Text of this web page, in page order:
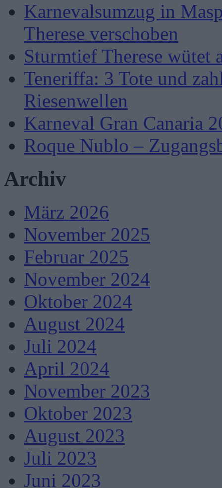
Karnevalsumzug in
Therese verschoben
Sturmtief Therese wütet
Teneriffa: 3 Tote und
Riesenwellen
Karneval Gran Canaria
Roque Nublo –
Archiv
März 2026
November 2025
Februar 2025
November 2024
Oktober 2024
August 2024
Juli 2024
April 2024
November 2023
Oktober 2023
August 2023
Juli 2023
Juni 2023